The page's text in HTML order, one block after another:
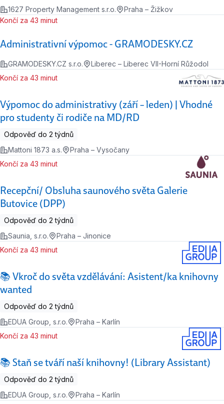
1627 Property Management s.r.o. Praha – Žižkov
Administrativní výpomoc - GRAMODESKY.CZ
Končí za 43 minut
GRAMODESKY.CZ s.r.o. Liberec – Liberec VII-Horní Růžodol
Výpomoc do administrativy (září – leden) | Vhodné
pro studenty či rodiče na MD/RD
Končí za 43 minut
Odpověď do 2 týdnů
Mattoni 1873 a.s.
Praha – Vysočany
Recepční/ Obsluha saunového světa Galerie
Butovice (DPP)
Končí za 43 minut
Odpověď do 2 týdnů
Saunia, s.r.o.
Praha – Jinonice
📚 Vkroč do světa vzdělávání: Asistent/ka knihovny
wanted
Končí za 43 minut
Odpověď do 2 týdnů
EDUA Group, s.r.o.
Praha – Karlín
📚 Staň se tváří naší knihovny! (Library Assistant)
Končí za 43 minut
Odpověď do 2 týdnů
EDUA Group, s.r.o.
Praha – Karlín